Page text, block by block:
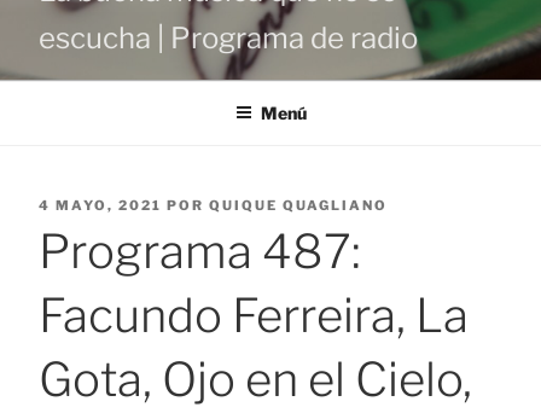
escucha | Programa de radio
Menú
PUBLICADO
4 MAYO, 2021 POR QUIQUE QUAGLIANO
Programa 487:
Facundo Ferreira, La
Gota, Ojo en el Cielo,